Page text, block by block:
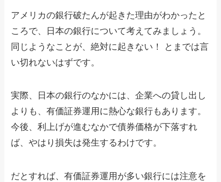
アメリカの銀行破たんが起きた理由がわかったと
ころで、日本の銀行について考えてみましょう。
同じようなことが、絶対に起きない！ とまでは言
い切れないはずです。
実際、日本の銀行のなかには、企業への貸し出し
よりも、有価証券運用に熱心な銀行もあります。
今後、利上げが進むなかで債券価格が下落すれ
ば、やはり損失は発生するわけです。
だとすれば、有価証券運用が多い銀行には注意を